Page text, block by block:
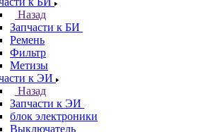
Назад
Запчасти к БИ
Ремень
Фильтр
Метизы
к ЭИ
Назад
Запчасти к ЭИ
блок электроники
Выключатель